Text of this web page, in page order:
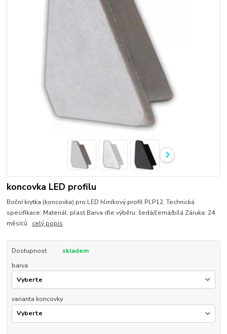
koncovka LED profilu
Boční krytka (koncovka) pro LED hliníkový profil PLP12. Technická
specifikace: Materiál: plast Barva dle výběru: šedá/černá/bílá Záruka: 24
měsíců celý popis
Dostupnost
skladem
barva
varianta koncovky